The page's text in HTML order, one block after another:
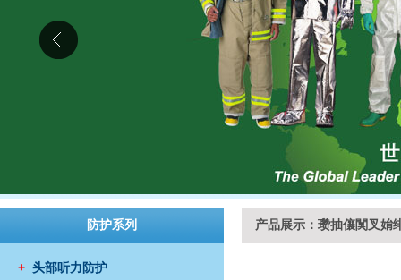
防护系列
+ 头部听力防护
产品展示：瓒抽儴闃叉姢